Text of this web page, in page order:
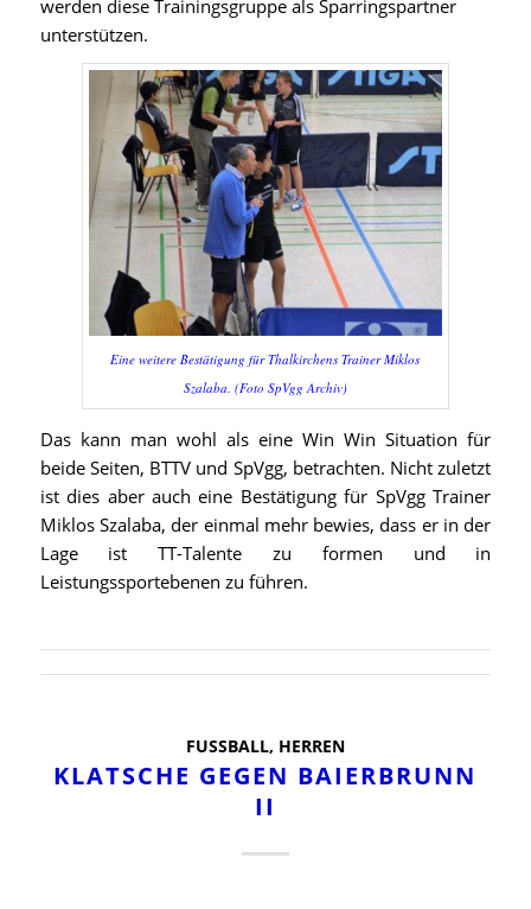
werden diese Trainingsgruppe als Sparringspartner
unterstützen.
Eine weitere Bestätigung für Thalkirchens Trainer Miklos
Szalaba. (Foto SpVgg Archiv)
Das kann man wohl als eine Win Win Situation für
beide Seiten, BTTV und SpVgg, betrachten. Nicht zuletzt
ist dies aber auch eine Bestätigung für SpVgg Trainer
Miklos Szalaba, der einmal mehr bewies, dass er in der
Lage ist TT-Talente zu formen und in
Leistungssportebenen zu führen.
FUSSBALL , HERREN
KLATSCHE GEGEN BAIERBRUNN
II